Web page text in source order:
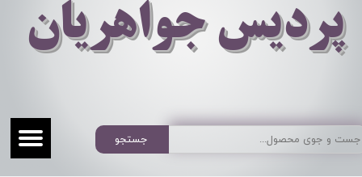
​​​​پردیس جواهریان
جستجو